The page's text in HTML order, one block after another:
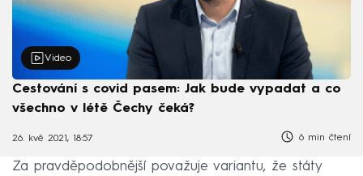
Video
Cestování s covid pasem: Jak bude vypadat a co
všechno v létě Čechy čeká?
26. kvě 2021, 18:57 6 min čtení
Za pravděpodobnější považuje variantu, že státy